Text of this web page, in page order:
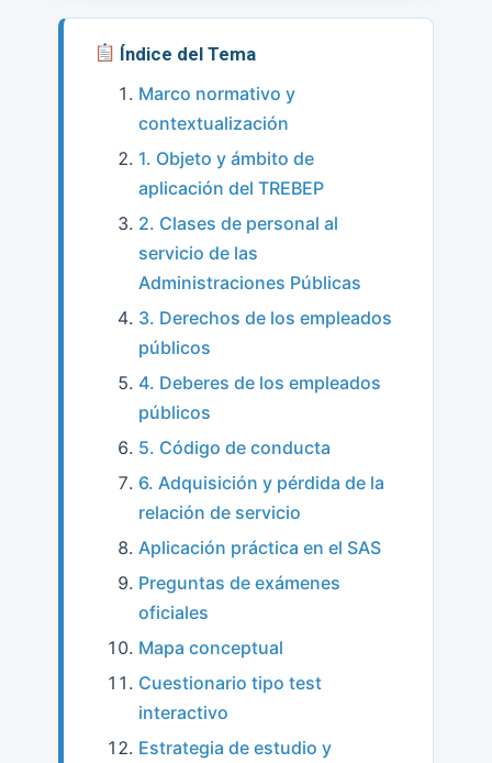
Públicas.
Y
Deberes.
Código
De
Conducta
De
Los
Públicos.
Adquisición
Y
De
La
Relación
De
Servicio.
Índice del Tema
Marco normativo y
contextualización
1. Objeto y ámbito de
aplicación del TREBEP
2. Clases de personal al
servicio de las
Administraciones Públicas
3. Derechos de los empleados
públicos
4. Deberes de los empleados
públicos
5. Código de conducta
6. Adquisición y pérdida de la
relación de servicio
Aplicación práctica en el SAS
Preguntas de exámenes
oficiales
Mapa conceptual
Cuestionario tipo test
interactivo
Estrategia de estudio y